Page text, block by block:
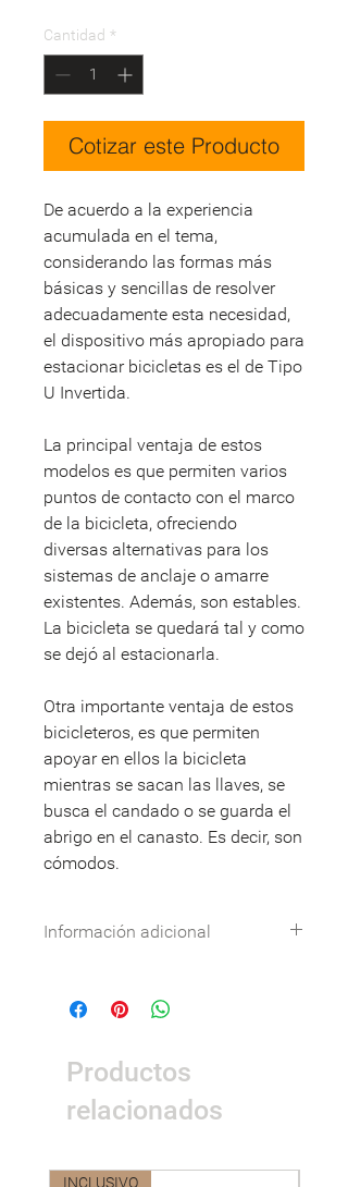
Cantidad *
Cotizar este Producto
De acuerdo a la experiencia
acumulada en el tema,
considerando las formas más
básicas y sencillas de resolver
adecuadamente esta necesidad,
el dispositivo más apropiado para
estacionar bicicletas es el de Tipo
U Invertida.
La principal ventaja de estos
modelos es que permiten varios
puntos de contacto con el marco
de la bicicleta, ofreciendo
diversas alternativas para los
sistemas de anclaje o amarre
existentes. Además, son estables.
La bicicleta se quedará tal y como
se dejó al estacionarla.
Otra importante ventaja de estos
bicicleteros, es que permiten
apoyar en ellos la bicicleta
mientras se sacan las llaves, se
busca el candado o se guarda el
abrigo en el canasto. Es decir, son
cómodos.
Información adicional
Dimesiones 0.65 x 0.12 x 0.75m
Área de
1.65 x 1.12m
Productos
relacionados
INCLUSIVO